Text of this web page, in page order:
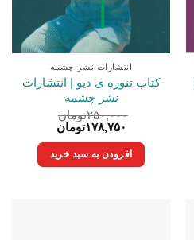
انتشارات نشر چشمه
کتاب تنوره ی دیو | انتشارات
نشر چشمه
۲۵۰,۰۰۰تومان
قیمت
۲۵۰,۰۰۰تومان
بود.
۱۷۸,۷۵۰تومان
۱۷۸,۷۵۰تومان.افزودن به سبد خرید